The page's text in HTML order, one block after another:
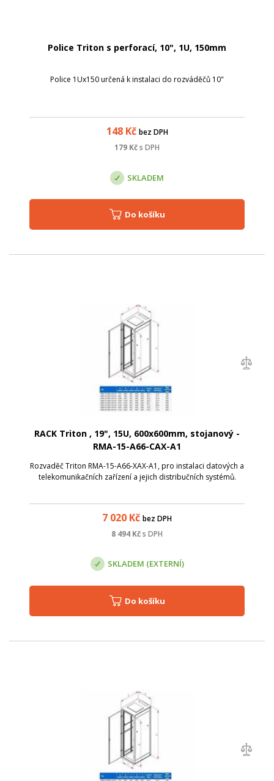
Police Triton s perforací, 10", 1U, 150mm
Police 1Ux150 určená k instalaci do rozváděčů 10"
148Kč bez DPH
179 Kčs DPH
SKLADEM
Do košíku
RACK Triton , 19", 15U, 600x600mm, stojanový -
RMA-15-A66-CAX-A1
Rozvaděč Triton RMA-15-A66-XAX-A1, pro instalaci datových a
telekomunikačních zařízení a jejich distribučních systémů.
7 020 Kč bez DPH
8 494 Kčs DPH
SKLADEM (EXTERNÍ)
Do košíku